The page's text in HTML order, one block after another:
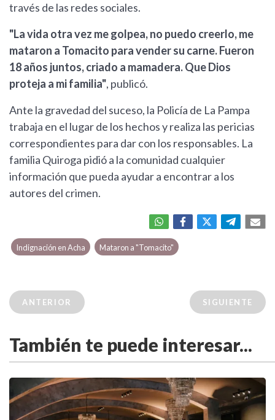
través de las redes sociales.
"La vida otra vez me golpea, no puedo creerlo, me
mataron a Tomacito para vender su carne. Fueron
18 años juntos, criado a mamadera. Que Dios
proteja a mi familia", publicó.
Ante la gravedad del suceso, la Policía de La Pampa
trabaja en el lugar de los hechos y realiza las pericias
correspondientes para dar con los responsables. La
familia Quiroga pidió a la comunidad cualquier
información que pueda ayudar a encontrar a los
autores del crimen.
Indignación en Acha Mataron a "Tomacito"
ANTERIOR SIGUIENTE
También te puede interesar...